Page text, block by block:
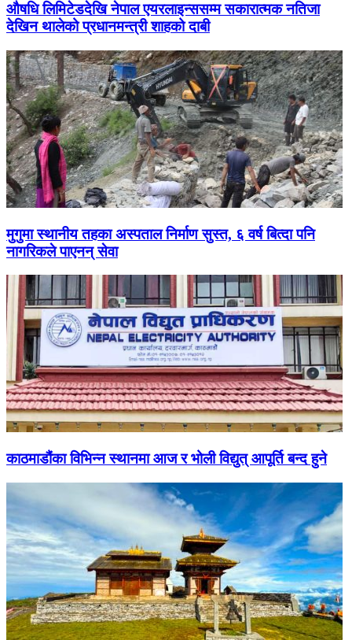
औषधि लिमिटेडदेखि नेपाल एयरलाइन्ससम्म सकारात्मक नतिजा
देखिन थालेको प्रधानमन्त्री शाहको दाबी
मुगुमा स्थानीय तहका अस्पताल निर्माण सुस्त, ६ वर्ष बित्दा पनि
नागरिकले पाएनन् सेवा
काठमाडौंका विभिन्न स्थानमा आज र भोली विद्युत् आपूर्ति बन्द हुने